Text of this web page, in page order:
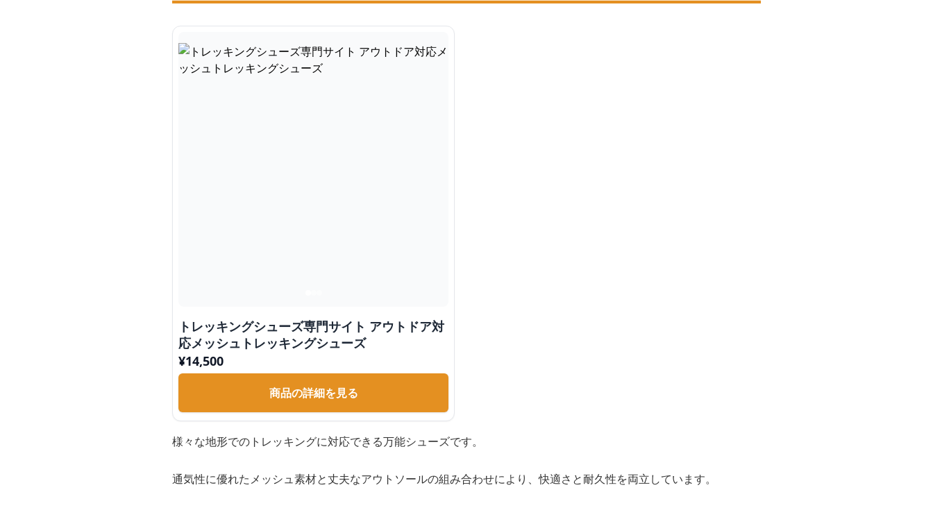
トレッキングシューズ専門サイト アウトドア対
応メッシュトレッキングシューズ
¥14,500
商品の詳細を見る
様々な地形でのトレッキングに対応できる万能シューズです。
通気性に優れたメッシュ素材と丈夫なアウトソールの組み合わせにより、快適さと耐久性を両立しています。